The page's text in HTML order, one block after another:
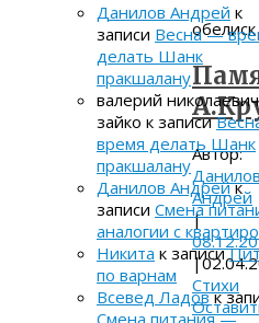
обелиск
Автор:
Данилов
Андрей
|
|
Стихи
Данилов Андрей к
записи Весна —
делать Шанк
пракшалану
валерий николаевич
зайко к записи
время делать Шанк
пракшалану
Данилов Андрейк
записи Смена
аналогии с
Никита к записи
по варнам
Всевед Ладовк